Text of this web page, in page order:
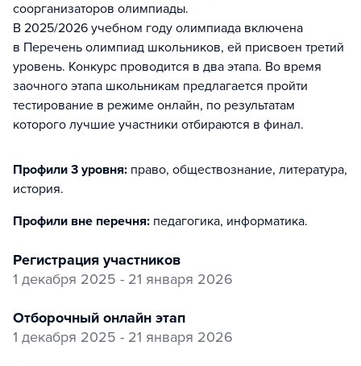
соорганизаторов олимпиады.
В 2025/2026 учебном году олимпиада включена
в Перечень олимпиад школьников, ей присвоен третий
уровень. Конкурс проводится в два этапа. Во время
заочного этапа школьникам предлагается пройти
тестирование в режиме онлайн, по результатам
которого лучшие участники отбираются в финал.
Профили 3 уровня: право, обществознание, литература,
история.
Профили вне перечня: педагогика, информатика.
регистрация участников
1 декабря 2025 - 21 января 2026
отборочный онлайн этап
1 декабря 2025 - 21 января 2026